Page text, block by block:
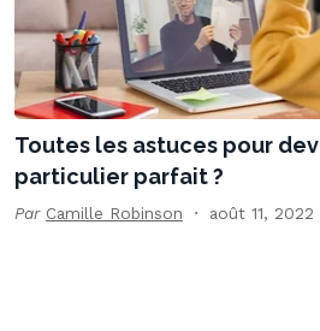
Toutes les astuces pour
particulier parfait ?
Par Camille Robinson août 11, 2022